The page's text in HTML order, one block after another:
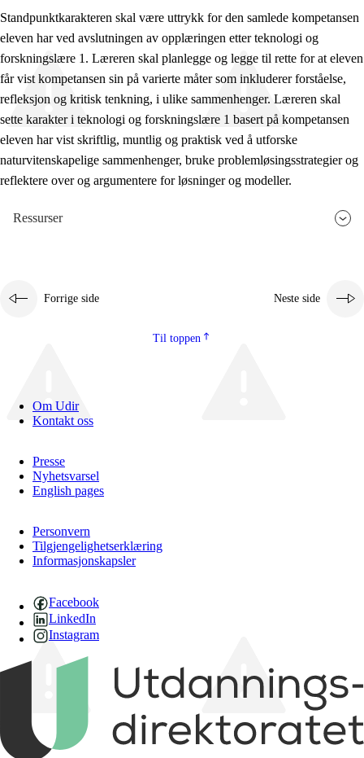
Standpunktkarakteren skal være uttrykk for den samlede kompetansen
eleven har ved avslutningen av opplæringen etter teknologi og
forskningslære 1. Læreren skal planlegge og legge til rette for at eleven
får vist kompetansen sin på varierte måter som inkluderer forståelse,
refleksjon og kritisk tenkning, i ulike sammenhenger. Læreren skal
sette karakter i teknologi og forskningslære 1 basert på kompetansen
eleven har vist skriftlig, muntlig og praktisk ved å utforske
naturvitenskapelige sammenhenger, bruke problemløsingsstrategier og
reflektere over og argumentere for løsninger og modeller.
Ressurser
Forrige side Neste side
Til toppen
Om Udir
Kontakt oss
Presse
Nyhetsvarsel
English pages
Personvern
Tilgjengelighetserklæring
Informasjonskapsler
Facebook
LinkedIn
Instagram